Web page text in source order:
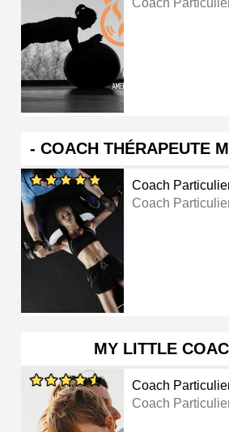
Coach
- COACH THÉRAPEUTE
Coach
Coach
MY LITTLE
Coach
Coach